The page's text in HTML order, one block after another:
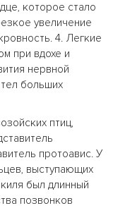
которое стало
увеличение
4. Легкие
при вдохе и
нервной
больших
птиц,
протоавис. У
выступающих
был длинный
позвонков